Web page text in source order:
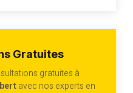
Gratuites
gratuites à
avec nos experts en